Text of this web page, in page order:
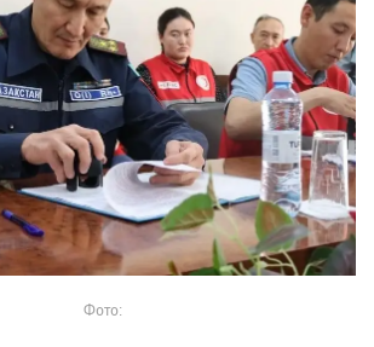
Фото: